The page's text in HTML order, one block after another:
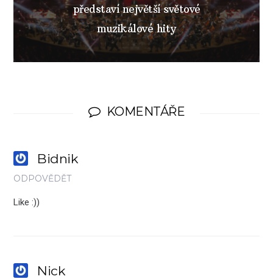
představí největší světové
muzikálové hity
KOMENTÁŘE
Bidnik
ODPOVĚDĚT
Like :))
Nick